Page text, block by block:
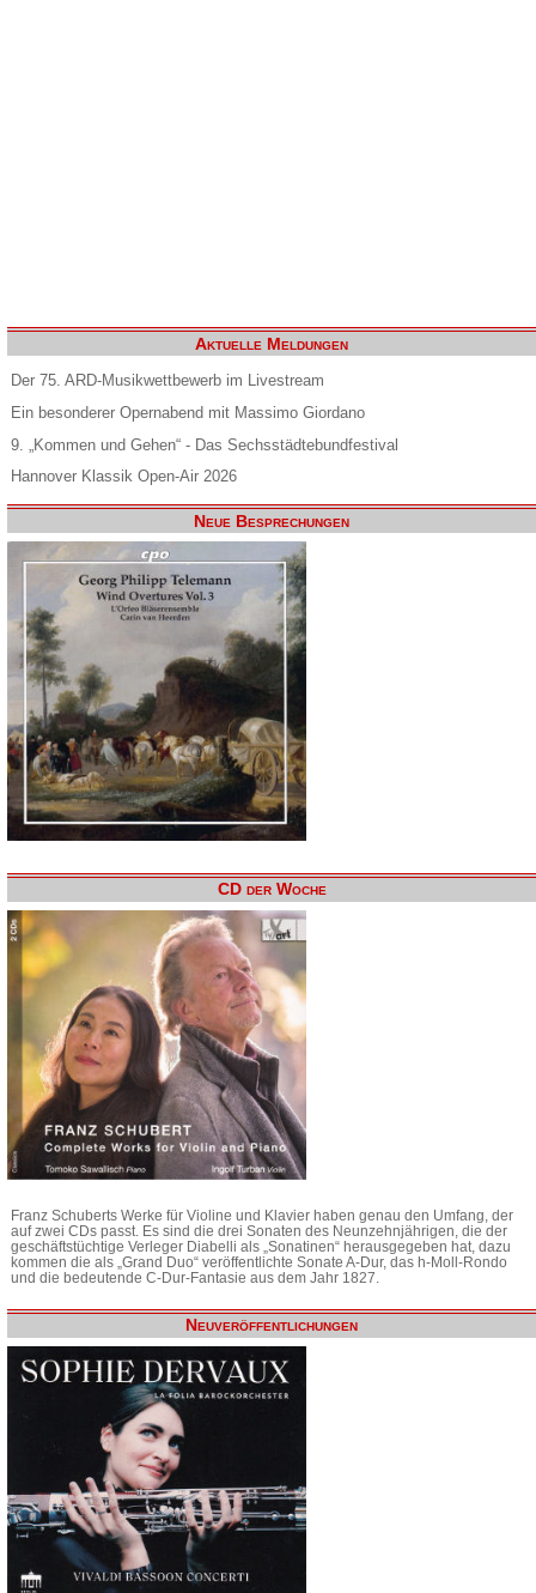
Aktuelle Meldungen
Der 75. ARD-Musikwettbewerb im Livestream
Ein besonderer Opernabend mit Massimo Giordano
9. „Kommen und Gehen“ - Das Sechsstädtebundfestival
Hannover Klassik Open-Air 2026
Neue Besprechungen
CD der Woche
Franz Schuberts Werke für Violine und Klavier haben genau den Umfang, der
auf zwei CDs passt. Es sind die drei Sonaten des Neunzehnjährigen, die der
geschäftstüchtige Verleger Diabelli als „Sonatinen“ herausgegeben hat, dazu
kommen die als „Grand Duo“ veröffentlichte Sonate A-Dur, das h-Moll-Rondo
und die bedeutende C-Dur-Fantasie aus dem Jahr 1827.
Neuveröffentlichungen